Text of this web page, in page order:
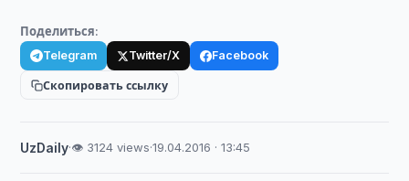
Поделиться:
Telegram Twitter/X Facebook
Скопировать ссылку
UzDaily·👁 3124 views·19.04.2016 · 13:45